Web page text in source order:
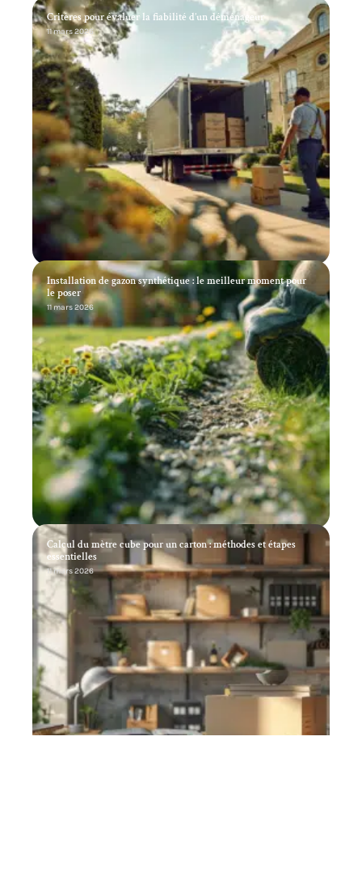
Critères pour évaluer la fiabilité d’un déménageur
11 mars 2026
Installation de gazon synthétique : le meilleur moment pour
le poser
11 mars 2026
Calcul du mètre cube pour un carton : méthodes et étapes
essentielles
11 mars 2026